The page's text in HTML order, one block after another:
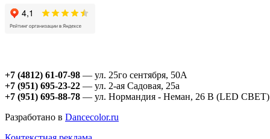
+7 (4812) 61-07-98 — ул. 25го сентября, 50А
+7 (951) 695-23-22 — ул. 2-ая Садовая, 25а
+7 (951) 695-88-78 — ул. Нормандия - Неман, 26 В (LED СВЕТ)
Разработано в Dancecolor.ru